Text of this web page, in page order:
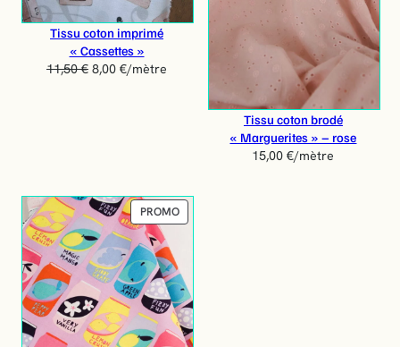
N
P
Tissu coton imprimé
« Cassettes »
11,50€ 8,00€/mètre
Tissu coton brodé
« Marguerites » – rose
15,00€/mètre
PROMOP
R
D
U
I
T
E